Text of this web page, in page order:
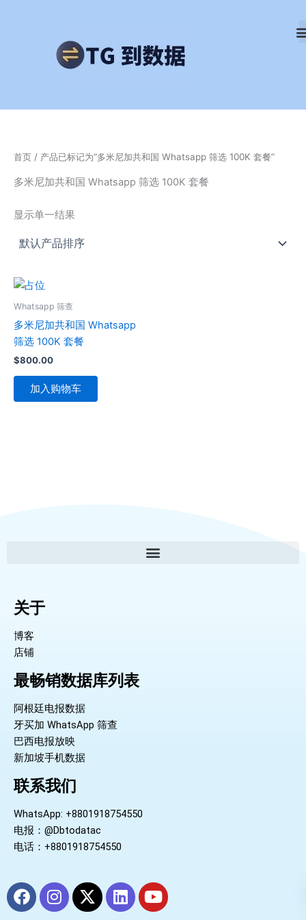
首页 / 产品已标记为“多米尼加共和国 Whatsapp 筛选 100K 套餐”
多米尼加共和国 Whatsapp 筛选 100K 套餐
显示单一结果
Whatsapp 筛查
多米尼加共和国 Whatsapp
筛选 100K 套餐
$800.00
加入购物车
关于
博客
店铺
最畅销数据库列表
阿根廷电报数据
牙买加 WhatsApp 筛查
巴西电报放映
新加坡手机数据
联系我们
WhatsApp: +8801918754550
电报：@Dbtodatac
电话：+8801918754550
F
a
I
n
X
-
L
i
Y
o